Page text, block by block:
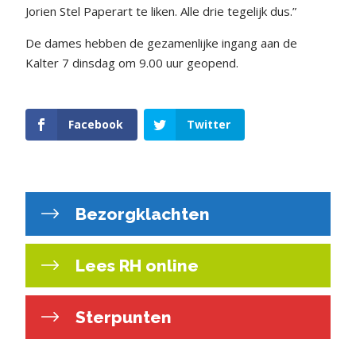
Jorien Stel Paperart te liken. Alle drie tegelijk dus.”
De dames hebben de gezamenlijke ingang aan de
Kalter 7 dinsdag om 9.00 uur geopend.
Facebook Twitter
Bezorgklachten
Lees RH online
Sterpunten